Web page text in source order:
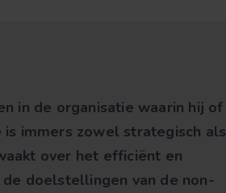
in de organisatie waarin hij of
immers zowel strategisch als
over het efficiënt en
doelstellingen van de non-